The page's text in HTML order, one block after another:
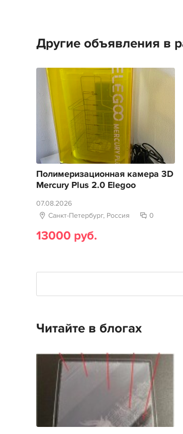
Другие объявления в
Полимеризационная камера 3D
Mercury Plus 2.0 Elegoo
07.08.2026
Санкт-Петербург, Россия
0
13000 руб.
Читайте в блогах